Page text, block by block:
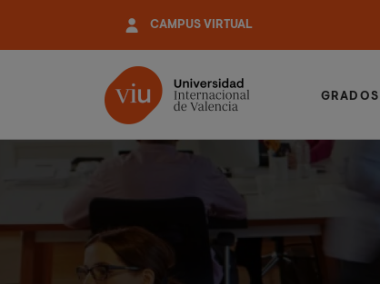
contenido
CAMPUS VIRTUAL
GRADOS